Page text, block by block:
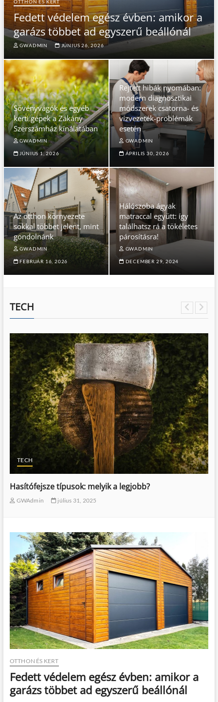
OTTHON ÉS KERT
Fedett védelem egész évben: amikor a
garázs többet ad egyszerű beállónál
GWADMIN JÚNIUS 26, 2026
Sövényvágók és egyéb
kerti gépek a Zákány
Szerszámház kínálatában
GWADMIN
JÚNIUS 1, 2026
Rejtett hibák nyomában:
modern diagnosztikai
módszerek csatorna- és
vízvezeték-problémák
esetén
GWADMIN
ÁPRILIS 30, 2026
Az otthon környezete
sokkal többet jelent, mint
gondolnánk
GWADMIN
FEBRUÁR 16, 2026
Hálószoba ágyak
matraccal együtt: így
találhatsz rá a tökéletes
párosításra!
GWADMIN
DECEMBER 29, 2024
TECH
TECH
Hasítófejsze típusok: melyik a legjobb?
GWAdmin július 31, 2025
OTTHON ÉS KERT
Fedett védelem egész évben: amikor a
garázs többet ad egyszerű beállónál